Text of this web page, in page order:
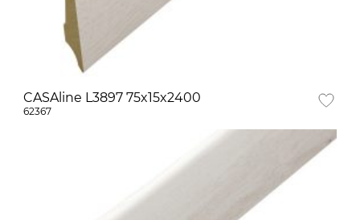
CASAline L3897 75x15x2400
62367